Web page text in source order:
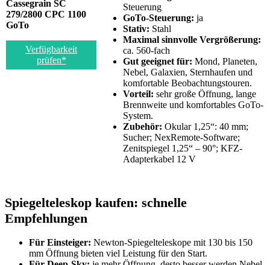
Cassegrain SC
279/2800 CPC 1100
GoTo
Verfügbarkeit
prüfen*
Steuerung
GoTo-Steuerung: ja
Stativ: Stahl
Maximal sinnvolle Vergrößerung:
ca. 560-fach
Gut geeignet für: Mond, Planeten,
Nebel, Galaxien, Sternhaufen und
komfortable Beobachtungstouren.
Vorteil: sehr große Öffnung, lange
Brennweite und komfortables GoTo-
System.
Zubehör: Okular 1,25“: 40 mm;
Sucher; NexRemote-Software;
Zenitspiegel 1,25“ – 90°; KFZ-
Adapterkabel 12 V
Spiegelteleskop kaufen: schnelle
Empfehlungen
Für Einsteiger: Newton-Spiegelteleskope mit 130 bis 150
mm Öffnung bieten viel Leistung für den Start.